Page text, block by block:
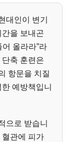
대인이 변기
을 보내곤
올라라”라
축 훈련은
항문을 치질
예방책입니
으로 받습니
혈관에 피가